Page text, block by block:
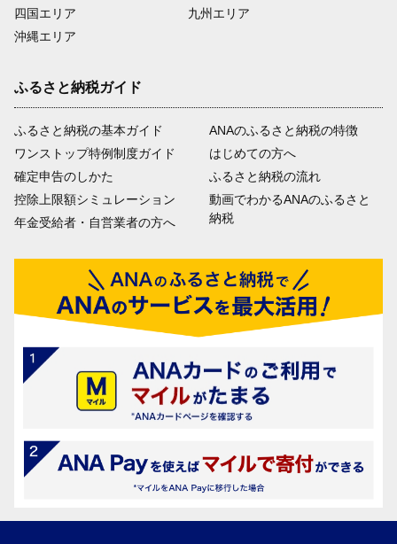
四国エリア
沖縄エリア
九州エリア
ふるさと納税ガイド
ふるさと納税の基本ガイド
ワンストップ特例制度ガイド
確定申告のしかた
控除上限額シミュレーション
年金受給者・自営業者の方へ
ANAのふるさと納税の特徴
はじめての方へ
ふるさと納税の流れ
動画でわかるANAのふるさと
納税